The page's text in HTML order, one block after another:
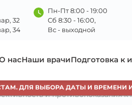
32
34
Пн-Пт 8:00 - 19:00
Сб 8:30 - 16:00,
Вс - выходной
насНаши врачиПодготовка к
ВЫБОРА ДАТЫ И ВРЕМЕНИ
и противопоказания к